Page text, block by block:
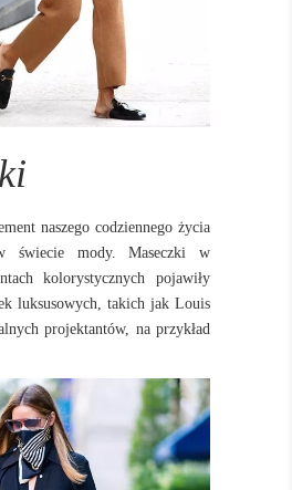
naszego codziennego życia
świecie mody. Maseczki w
kolorystycznych pojawiły
luksusowych, takich jak Louis
projektantów, na przykład